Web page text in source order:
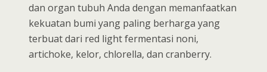
dan organ tubuh Anda dengan memanfaatkan
kekuatan bumi yang paling berharga yang
terbuat dari red light fermentasi noni,
artichoke, kelor, chlorella, dan cranberry.